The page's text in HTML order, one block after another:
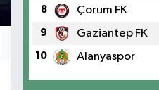
8 Çorum FK
9 Gaziantep FK
10 Alanyaspor